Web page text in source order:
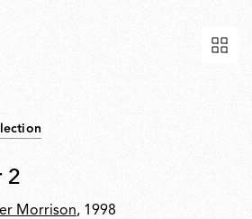
2
Morrison, 1998